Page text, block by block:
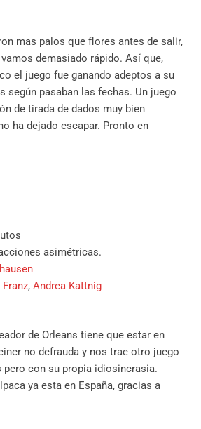
mas palos que flores antes de salir,
demasiado rápido. Así que,
el juego fue ganando adeptos a su
según pasaban las fechas. Un juego
de tirada de dados muy bien
ha dejado escapar. Pronto en
asimétricas.
, Andrea Kattnig
de Orleans tiene que estar en
no defrauda y nos trae otro juego
pero con su propia idiosincrasia.
ya esta en España, gracias a